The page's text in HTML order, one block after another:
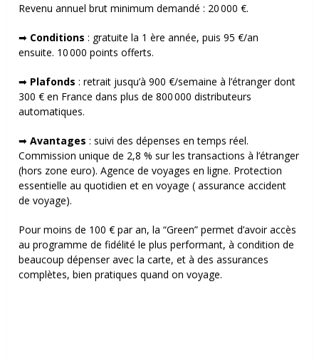
Revenu annuel brut minimum demandé : 20 000 €.
➡ Conditions : gratuite la 1 ère année, puis 95 €/an
ensuite. 10 000 points offerts.
➡ Plafonds : retrait jusqu’à 900 €/semaine à l’étranger dont
300 € en France dans plus de 800 000 distributeurs
automatiques.
➡Avantages : suivi des dépenses en temps réel.
Commission unique de 2,8 % sur les transactions à l’étranger
(hors zone euro). Agence de voyages en ligne. Protection
essentielle au quotidien et en voyage ( assurance accident
de voyage).
Pour moins de 100 € par an, la “Green” permet d’avoir accès
au programme de fidélité le plus performant, à condition de
beaucoup dépenser avec la carte, et à des assurances
complètes, bien pratiques quand on voyage.